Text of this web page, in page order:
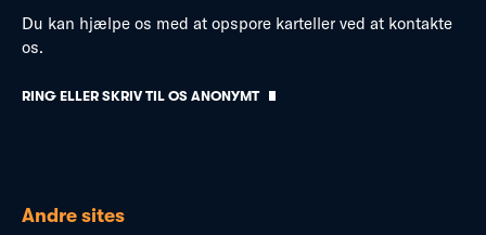
Du kan hjælpe os med at opspore karteller ved at kontakte
os.
RING ELLER SKRIV TIL OS ANONYMT
Andre sites